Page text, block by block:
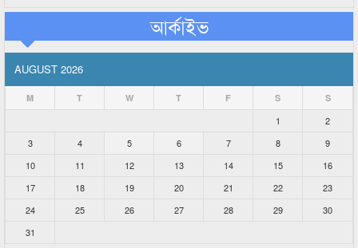
আর্কাইভ
AUGUST 2026
M T W T F S S
1
2
3
4 5 6 7 8
9
10
11 12 13 14 15
16
17
18 19 20 21 22
23
24
25 26 27 28 29
30
31